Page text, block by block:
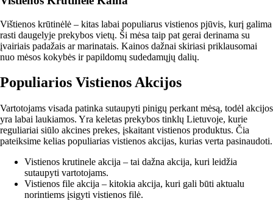
Vištienos krūtinėlė – kitas labai populiarus vistienos pjūvis, kurį galima
rasti daugelyje prekybos vietų. Ši mėsa taip pat gerai derinama su
įvairiais padažais ar marinatais. Kainos dažnai skiriasi priklausomai
nuo mėsos kokybės ir papildomų sudedamųjų dalių.
Populiarios Vistienos Akcijos
Vartotojams visada patinka sutaupyti pinigų perkant mėsą, todėl akcijos
yra labai laukiamos. Yra keletas prekybos tinklų Lietuvoje, kurie
reguliariai siūlo akcines prekes, įskaitant vistienos produktus. Čia
pateiksime kelias populiarias vistienos akcijas, kurias verta pasinaudoti.
Vistienos krutinele akcija – tai dažna akcija, kuri leidžia
sutaupyti vartotojams.
Vistienos file akcija – kitokia akcija, kuri gali būti aktualu
norintiems įsigyti vistienos filė.